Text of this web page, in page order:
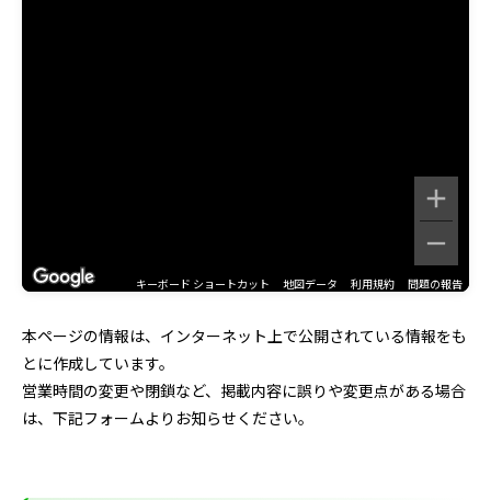
キーボード ショートカット 地図データ 利用規約 問題の報告
本ページの情報は、インターネット上で公開されている情報をも
とに作成しています。
営業時間の変更や閉鎖など、掲載内容に誤りや変更点がある場合
は、下記フォームよりお知らせください。